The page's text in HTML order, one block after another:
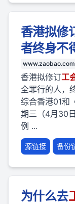
香港拟修
者终身不
香港拟修订工
全罪行的人，
综合香港01和
期三（4月30
例 ...
源链接 备份
为什么去